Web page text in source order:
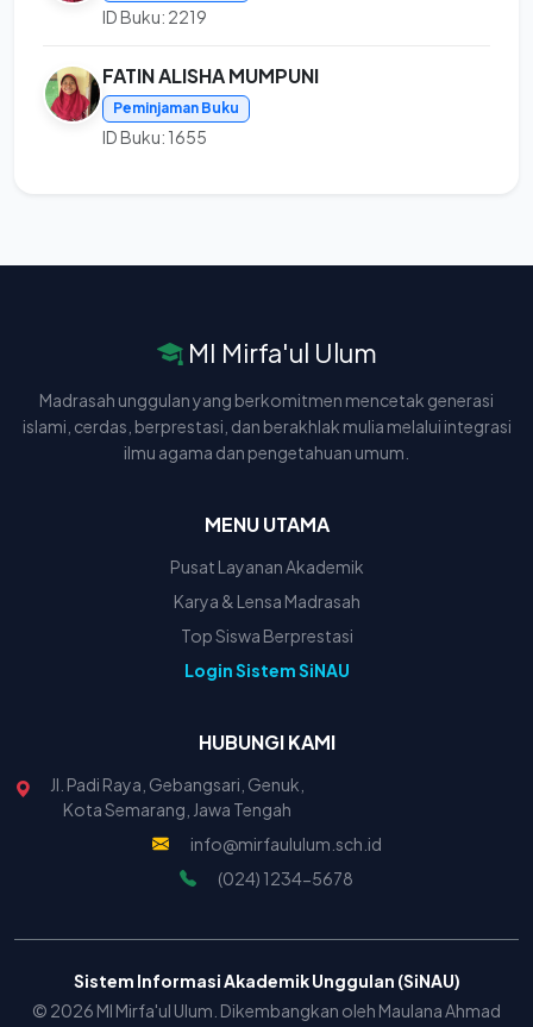
ID Buku: 2219
FATIN ALISHA MUMPUNI
Peminjaman Buku
ID Buku: 1655
MI Mirfa'ul Ulum
Madrasah unggulan yang berkomitmen mencetak generasi
islami, cerdas, berprestasi, dan berakhlak mulia melalui integrasi
ilmu agama dan pengetahuan umum.
MENU UTAMA
Pusat Layanan Akademik
Karya & Lensa Madrasah
Top Siswa Berprestasi
Login Sistem SiNAU
HUBUNGI KAMI
Jl. Padi Raya, Gebangsari, Genuk,
Kota Semarang, Jawa Tengah
info@mirfaululum.sch.id
(024) 1234-5678
Sistem Informasi Akademik Unggulan (SiNAU)
© 2026 MI Mirfa'ul Ulum. Dikembangkan oleh Maulana Ahmad